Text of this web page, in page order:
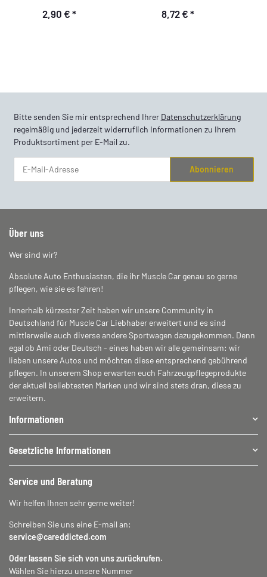
2,90 € * 8,72 € *
Bitte senden Sie mir entsprechend Ihrer Datenschutzerklärung
regelmäßig und jederzeit widerruflich Informationen zu Ihrem
Produktsortiment per E-Mail zu.
Abonnieren
Über uns
Wer sind wir?
Absolute Auto Enthusiasten, die ihr Muscle Car genau so gerne
pflegen, wie sie es fahren!
Innerhalb kürzester Zeit haben wir unsere Community in
Deutschland für Muscle Car Liebhaber erweitert und es sind
mittlerweile auch diverse andere Sportwagen dazugekommen. Denn
egal ob Ami oder Deutsch - eines haben wir alle gemeinsam: wir
lieben unsere Autos und möchten diese entsprechend gebührend
pflegen. In unserem Shop erwarten euch Fahrzeugpflegeprodukte
der aktuell beliebtesten Marken und wir sind stets dran, diese zu
erweitern.
Informationen
Gesetzliche Informationen
Service und Beratung
Wir helfen Ihnen sehr gerne weiter!
Schreiben Sie uns eine E-mail an:
service@careddicted.com
Oder lassen Sie sich von uns zurückrufen.
Wählen Sie hierzu unsere Nummer